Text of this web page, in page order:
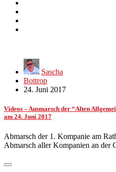
Sascha
Bottrop
24. Juni 2017
Videos – Ausmarsch der “Alten
am 24. Juni 2017
Abmarsch der 1. Kompanie am
Abmarsch aller Kompanien an der